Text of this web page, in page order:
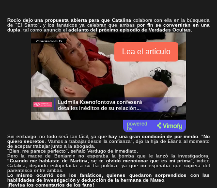
Rocío dejo una propuesta abierta para que Catalina colabore con ella en la búsqueda
de "El Santo", y los fanáticos ya celebran que ambas por fin se convertirán en una
dupla , tal como anunció el adelanto del próximo episodio de Verdades Ocultas
Lea el artículo
powered
by
Sin embargo, no todo será tan fácil, ya que hay una gran condición de por medio . "No
quiero secretos
. Vamos a trabajar desde la confianza", dijo la hija de Eliana al momento
de aceptar trabajar junto a la abogada.
"Bien, me parece perfecto", señaló Verdugo de inmediato.
Pero la madre de Benjamín no esperaba la bomba que le lanzó la investigadora.
"Cuando me hablaste de Martina, se te olvidó mencionar que es mi prima", indicó
Catalina, dejando estupefacta a su tía política, ya que no esperaba que supiera del
parentesco entre ambas.
Lo mismo ocurrió con los fanáticos, quienes quedaron sorprendidos con las
habilidades de investigación y deducción de la hermana de Mateo
¡Revisa los comentarios de los fans!